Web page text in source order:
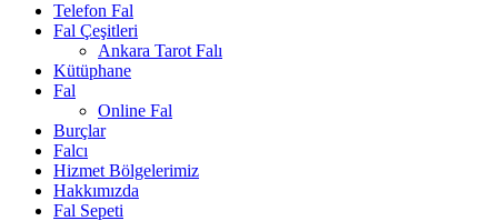
Telefon Fal
Fal Çeşitleri
Ankara Tarot Falı
Kütüphane
Fal
Online Fal
Burçlar
Falcı
Hizmet Bölgelerimiz
Hakkımızda
Fal Sepeti